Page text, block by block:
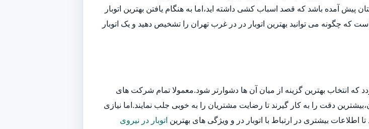
پیش آمده باشد که قصد اسباب کشی داشته اید،اما به هنگام یافتن بهترین اتوبار
چگونه می توانید بهترین اتوبار در در غرب تهران را تشخیص دهید و یک اتوبار
انتخاب بهترین گزینه از میان آن ها دشوارتر شود.معمولا تمام شرکت های
دقت را به کار گیرند تا رضایت مشتریان را به خوبی جلب نمایند.اما نیازی
بیشتری در ارتباط با اتوبار در و ویژگی های بهترین اتوبار در نیروی